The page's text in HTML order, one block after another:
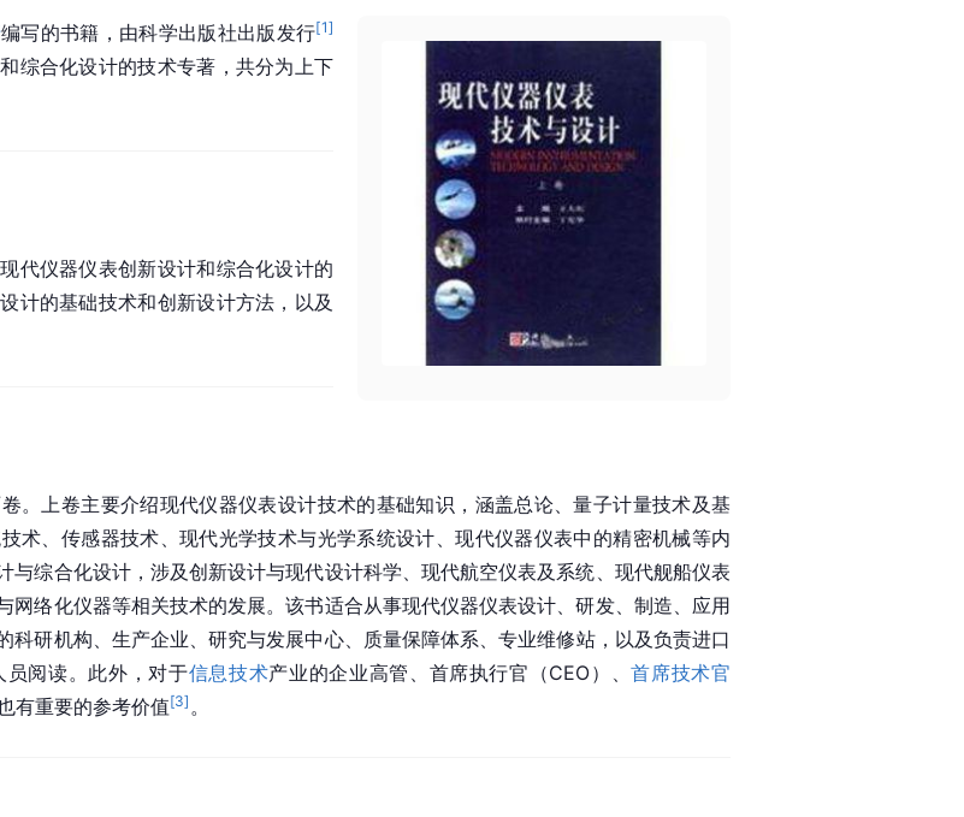
编写的书籍，由科学出版社出版发行[1]
综合化设计的技术专著，共分为上下
代仪器仪表创新设计和综合化设计的
计的基础技术和创新设计方法，以及
。上卷主要介绍现代仪器仪表设计技术的基础知识，涵盖总论、量子计量技术及基
术、传感器技术、现代光学技术与光学系统设计、现代仪器仪表中的精密机械等内
与综合化设计，涉及创新设计与现代设计科学、现代航空仪表及系统、现代舰船仪表
网络化仪器等相关技术的发展。该书适合从事现代仪器仪表设计、研发、制造、应用
科研机构、生产企业、研究与发展中心、质量保障体系、专业维修站，以及负责进口
阅读。此外，对于信息技术产业的企业高管、首席执行官（CEO）、首席技术官
有重要的参考价值[3] 。